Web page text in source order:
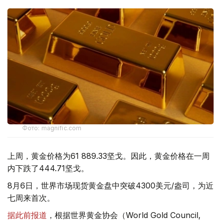
Фото: magnific.com
上周，黄金价格为61 889.33坚戈。因此，黄金价格在一周
内下跌了444.71坚戈。
8月6日，世界市场现货黄金盘中突破4300美元/盎司，为近
七周来首次。
据此前报道 ，根据世界黄金协会（World Gold Council,